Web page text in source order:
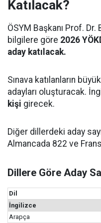
Katılacak?
ÖSYM Başkanı Prof.
bilgilere göre 2026
aday katılacak.
Sınava katılanların
adayları oluşturacak.
kişi girecek.
Diğer dillerdeki aday
Almancada 822 ve
Dillere Göre Aday
Dil
İngilizce
Arapça